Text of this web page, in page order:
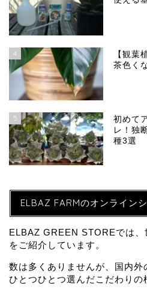
4
【観葉
茶色く
5
初めて
レ！独
種3選
ELBAZ FARMのオンライン
ELBAZ GREEN STOREでは、
をご紹介しています。
数は多くありませんが、国内
ひとつひとつ選んだこだわりの